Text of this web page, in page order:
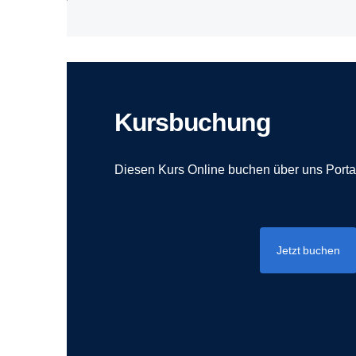
Kursbuchung
Diesen Kurs Online buchen über uns
Jetzt buchen